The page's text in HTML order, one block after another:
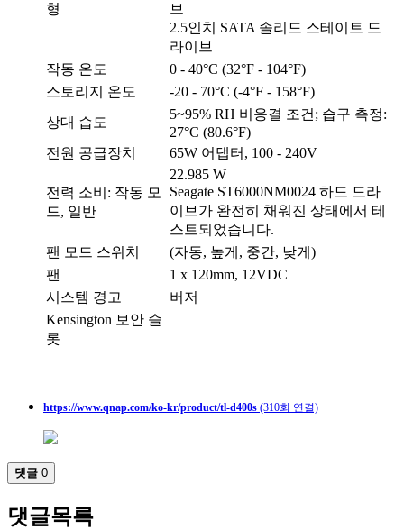
형
브
2.5인치 SATA 솔리드 스테이트 드
라이브
작동 온도
0 - 40°C (32°F - 104°F)
스토리지 온도
-20 - 70°C (-4°F - 158°F)
상대 습도
5~95% RH 비응결 조건; 습구 측정:
27°C (80.6°F)
전원 공급장치
65W 어댑터, 100 - 240V
전력 소비: 작동 모
드, 일반
22.985 W
Seagate ST6000NM0024 하드 드라
이브가 완전히 채워진 상태에서 테
스트되었습니다.
팬 모드 스위치
(자동, 높게, 중간, 낮게)
팬
1 x 120mm, 12VDC
시스템 경고
버저
Kensington 보안 슬
롯
https://www.qnap.com/ko-kr/product/tl-d400s (310회 연결)
댓글 0
댓글목록